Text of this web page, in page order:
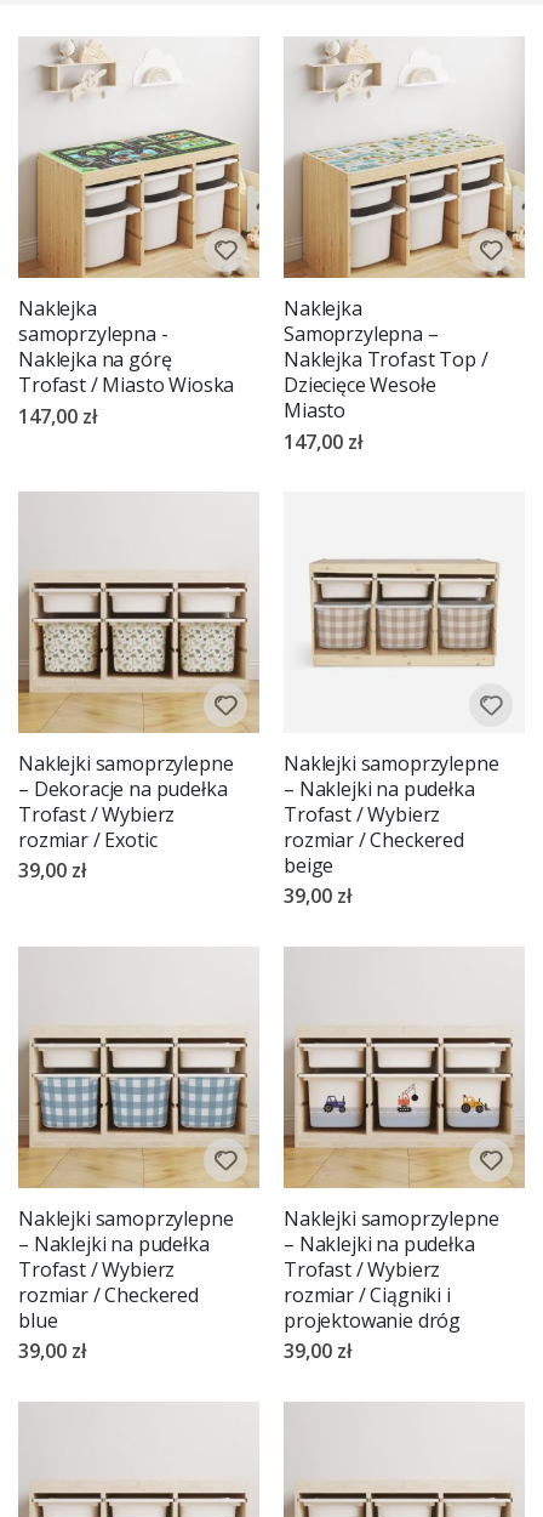
Naklejka
samoprzylepna -
Naklejka na górę
Trofast / Miasto Wioska
147,00 zł
Naklejka
Samoprzylepna –
Naklejka Trofast Top /
Dziecięce Wesołe
Miasto
147,00 zł
Naklejki samoprzylepne
– Dekoracje na pudełka
Trofast / Wybierz
rozmiar / Exotic
39,00 zł
Naklejki samoprzylepne
– Naklejki na pudełka
Trofast / Wybierz
rozmiar / Checkered
beige
39,00 zł
Naklejki samoprzylepne
– Naklejki na pudełka
Trofast / Wybierz
rozmiar / Checkered
blue
39,00 zł
Naklejki samoprzylepne
– Naklejki na pudełka
Trofast / Wybierz
rozmiar / Ciągniki i
projektowanie dróg
39,00 zł